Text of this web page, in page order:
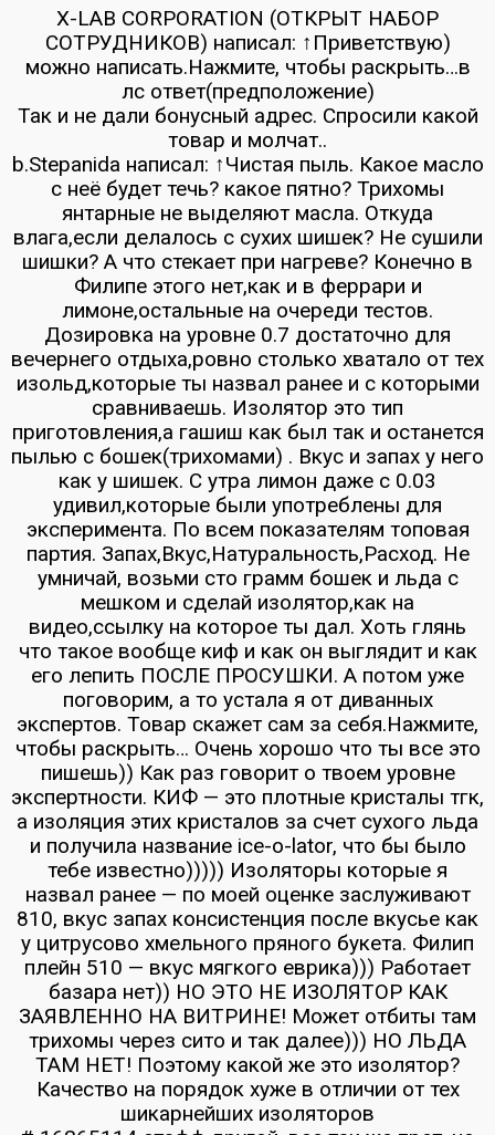
X-LAB CORPORATION (ОТКРЫТ НАБОР
СОТРУДНИКОВ) написал: ↑Приветствую)
можно написать.Нажмите, чтобы раскрыть…в
лс ответ(предположение)
Так и не дали бонусный адрес. Спросили какой
товар и молчат..
b.Stepanida написал: ↑Чистая пыль. Какое масло
с неё будет течь? какое пятно? Трихомы
янтарные не выделяют масла. Откуда
влага,если делалось с сухих шишек? Не сушили
шишки? А что стекает при нагреве? Конечно в
Филипе этого нет,как и в феррари и
лимоне,остальные на очереди тестов.
Дозировка на уровне 0.7 достаточно для
вечернего отдыха,ровно столько хватало от тех
изольд,которые ты назвал ранее и с которыми
сравниваешь. Изолятор это тип
приготовления,а гашиш как был так и останется
пылью с бошек(трихомами) . Вкус и запах у него
как у шишек. С утра лимон даже с 0.03
удивил,которые были употреблены для
эксперимента. По всем показателям топовая
партия. Запах,Вкус,Натуральность,Расход. Не
умничай, возьми сто грамм бошек и льда с
мешком и сделай изолятор,как на
видео,ссылку на которое ты дал. Хоть глянь
что такое вообще киф и как он выглядит и как
его лепить ПОСЛЕ ПРОСУШКИ. А потом уже
поговорим, а то устала я от диванных
экспертов. Товар скажет сам за себя.Нажмите,
чтобы раскрыть… Очень хорошо что ты все это
пишешь)) Как раз говорит о твоем уровне
экспертности. КИФ — это плотные кристалы тгк,
а изоляция этих кристалов за счет сухого льда
и получила название ice-o-lator, что бы было
тебе известно))))) Изоляторы которые я
назвал ранее — по моей оценке заслуживают
810, вкус запах консистенция после вкусье как
у цитрусово хмельного пряного букета. Филип
плейн 510 — вкус мягкого еврика))) Работает
базара нет)) НО ЭТО НЕ ИЗОЛЯТОР КАК
ЗАЯВЛЕННО НА ВИТРИНЕ! Может отбиты там
трихомы через сито и так далее))) НО ЛЬДА
ТАМ НЕТ! Поэтому какой же это изолятор?
Качество на порядок хуже в отличии от тех
шикарнейших изоляторов